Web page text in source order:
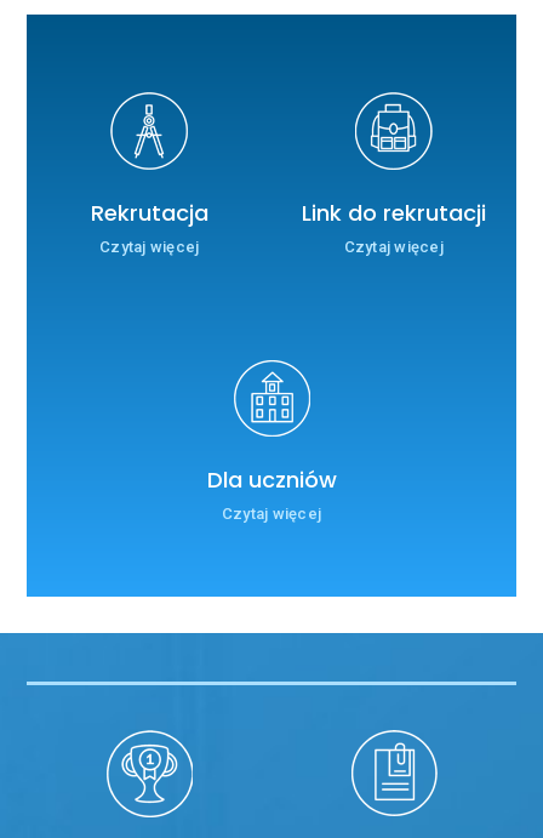
Rekrutacja
Czytaj więcej
Link do rekrutacji
Czytaj więcej
Dla uczniów
Czytaj więcej